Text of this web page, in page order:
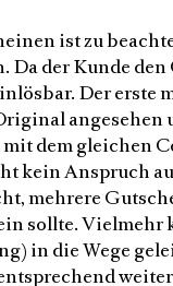
ist zu
Da der Kunde
Der erste
dem gleichen
kein Anspruch
mehrere
sollte.
in die Wege